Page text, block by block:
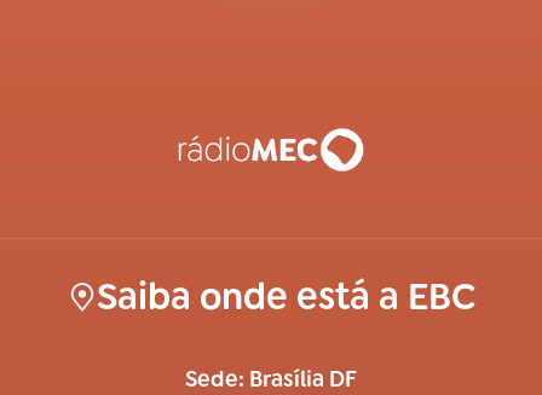
Saiba onde está a EBC
Sede: Brasília DF